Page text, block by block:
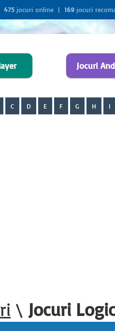
475jocuri online | 169jocuri
Jocuri
C D E F G H I
\ Jocuri